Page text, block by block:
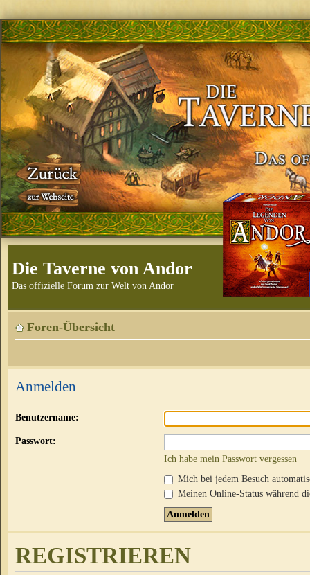
Die Taverne von Andor
Das offizielle Forum zur Welt von Andor
Foren-Übersicht
Anmelden
Benutzername:
Passwort:
Ich habe mein Passwort vergessen
Mich bei jedem Besuch
Meinen Online-Status während
REGISTRIEREN